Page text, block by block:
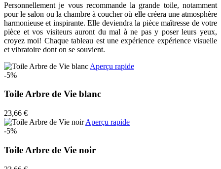
Personnellement je vous recommande la grande toile, notamment
pour le salon ou la chambre à coucher où elle créera une atmosphère
harmonieuse et inspirante. Elle deviendra la pièce maîtresse de votre
pièce et vos visiteurs auront du mal à ne pas y poser leurs yeux,
croyez moi! Chaque tableau est une expérience expérience visuelle
et vibratoire dont on se souvient.
Aperçu rapide
-5%
Toile Arbre de Vie blanc
23,66 €
Aperçu rapide
-5%
Toile Arbre de Vie noir